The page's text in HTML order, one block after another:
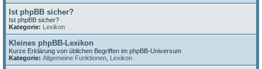
Ist phpBB sicher?
Ist phpBB sicher?
Kategorie: Lexikon
Kleines phpBB-Lexikon
Kurze Erklärung von üblichen Begriffen im phpBB-Universum
Kategorie: Allgemeine Funktionen Lexikon